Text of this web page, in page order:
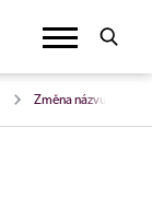
Změna názvu